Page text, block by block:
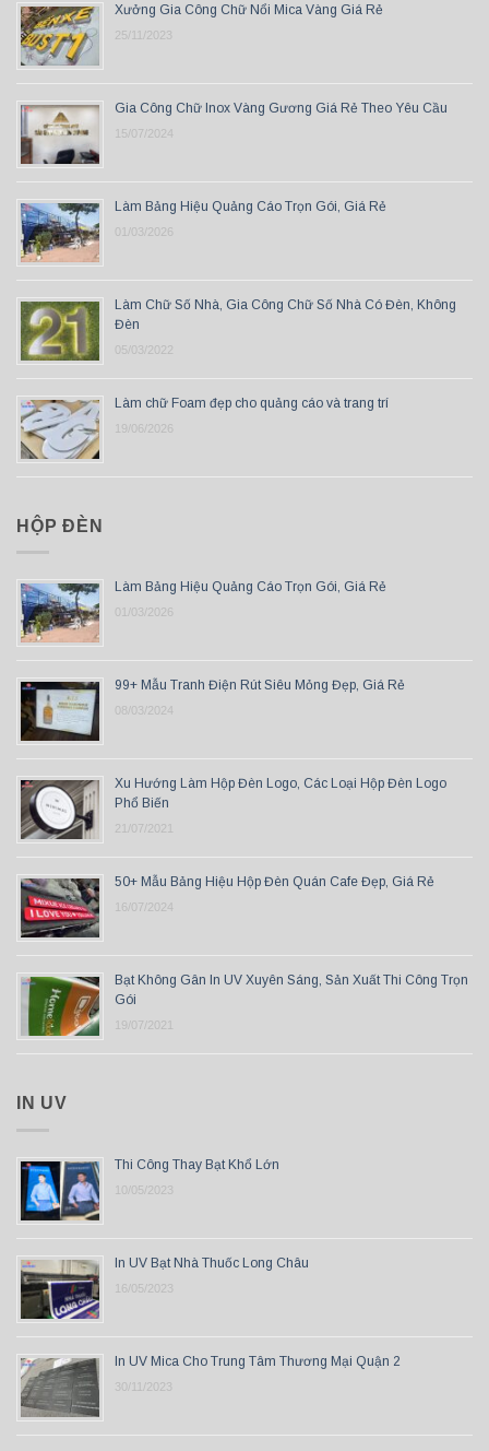
Xưởng Gia Công Chữ Nổi Mica Vàng Giá Rẻ
25/11/2023
Gia Công Chữ Inox Vàng Gương Giá Rẻ Theo Yêu Cầu
15/07/2024
Làm Bảng Hiệu Quảng Cáo Trọn Gói, Giá Rẻ
01/03/2026
Làm Chữ Số Nhà, Gia Công Chữ Số Nhà Có Đèn, Không
Đèn
05/03/2022
Làm chữ Foam đẹp cho quảng cáo và trang trí
19/06/2026
HỘP ĐÈN
Làm Bảng Hiệu Quảng Cáo Trọn Gói, Giá Rẻ
01/03/2026
99+ Mẫu Tranh Điện Rút Siêu Mỏng Đẹp, Giá Rẻ
08/03/2024
Xu Hướng Làm Hộp Đèn Logo, Các Loại Hộp Đèn Logo
Phổ Biến
21/07/2021
50+ Mẫu Bảng Hiệu Hộp Đèn Quán Cafe Đẹp, Giá Rẻ
16/07/2024
Bạt Không Gân In UV Xuyên Sáng, Sản Xuất Thi Công Trọn
Gói
19/07/2021
IN UV
Thi Công Thay Bạt Khổ Lớn
10/05/2023
In UV Bạt Nhà Thuốc Long Châu
16/05/2023
In UV Mica Cho Trung Tâm Thương Mại Quận 2
30/11/2023